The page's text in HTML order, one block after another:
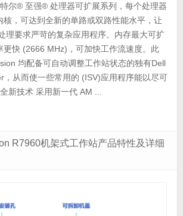
尔® 至强® 处理器可扩展系列，每个处理器
核，可达到全新的单路或双路性能水平，让
理要求严苛的复杂应用程序。内存最大可扩
更快 (2666 MHz)，可加快工作流速度。此
均配备可自动调整工作站状态的独有Dell
，从而使一些常用的 (ISV)应用程序能以尽可
新技术 采用新一代 AM ...
R7960机架式工作站产品特性及详细